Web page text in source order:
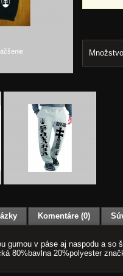
Komentáre (0)
gumou v páse aj naspodu a so
80%bavlna 20%polyester